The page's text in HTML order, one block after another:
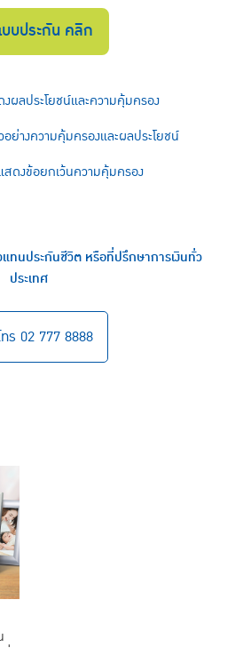
บประกัน คลิก
ผลประโยชน์และความคุ้มครอง
ย่างความคุ้มครองและผลประโยชน์
ดงข้อยกเว้นความคุ้มครอง
ทนประกันชีวิต หรือที่ปรึกษาการเงินทั่ว
ประเทศ
ร 02 777 8888